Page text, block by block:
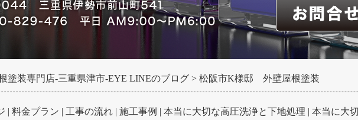
塗装専門店-三重県津市-EYE LINEのブログ 松阪市K様邸 外壁屋根塗装
| 料金プラン | 工事の流れ| 施工事例 | 本当に大切な高圧洗浄と下地処理 | 本当に大